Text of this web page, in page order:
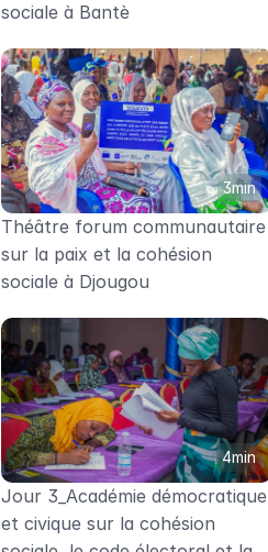
sociale à Bantè
3min
Théâtre forum communautaire
sur la paix et la cohésion
sociale à Djougou
4min
Jour 3_Académie démocratique
et civique sur la cohésion